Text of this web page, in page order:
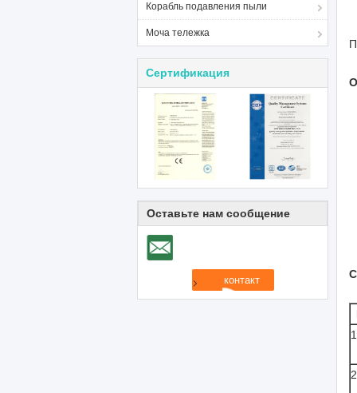
Корабль подавления пыли
Моча тележка
Сертификация
Оставьте нам сообщение
1.
2.